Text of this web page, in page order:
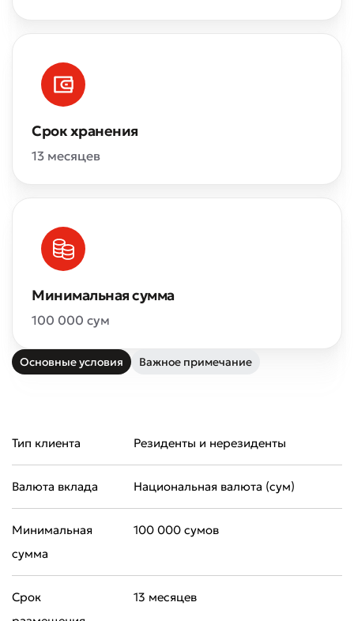
Срок хранения
13 месяцев
Минимальная сумма
100 000 сум
Основные условия Важное примечание
Тип клиента Резиденты и нерезиденты
Валюта вклада Национальная валюта (сум)
Минимальная
сумма
100 000 сумов
Срок
13 месяцев